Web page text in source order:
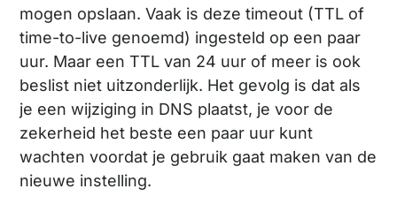
mogen opslaan. Vaak is deze timeout (TTL of
time-to-live genoemd) ingesteld op een paar
uur. Maar een TTL van 24 uur of meer is ook
beslist niet uitzonderlijk. Het gevolg is dat als
je een wijziging in DNS plaatst, je voor de
zekerheid het beste een paar uur kunt
wachten voordat je gebruik gaat maken van de
nieuwe instelling.